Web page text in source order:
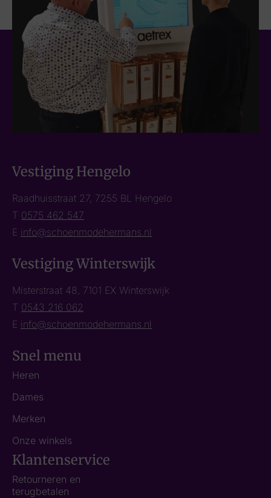
Vestiging Hengelo
Raadhuisstraat 27, 7255 BL Hengelo
T 0575 462 547
E info@schoenmodehermans.nl
Vestiging Winterswijk
Misterstraat 48, 7101 EX Winterswijk
T 0543 216 062
E info@schoenmodehermans.nl
Snel menu
Heren
Dames
Merken
Onze winkels
Klantenservice
Retourneren en
terugbetalen